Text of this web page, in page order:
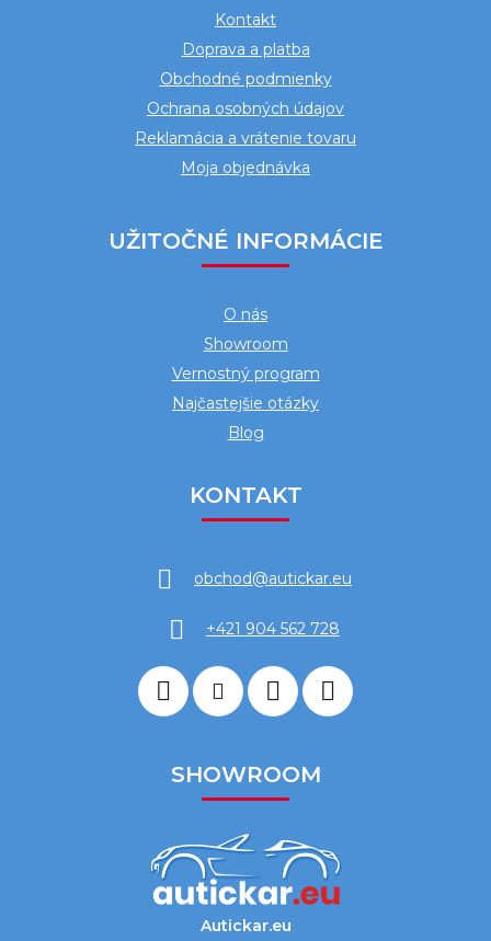
Kontakt
Doprava a platba
Obchodné podmienky
Ochrana osobných údajov
Reklamácia a vrátenie tovaru
Moja objednávka
UŽITOČNÉ INFORMÁCIE
O nás
Showroom
Vernostný program
Najčastejšie otázky
Blog
KONTAKT
obchod@autickar.eu
+421 904 562 728
SHOWROOM
Autickar.eu